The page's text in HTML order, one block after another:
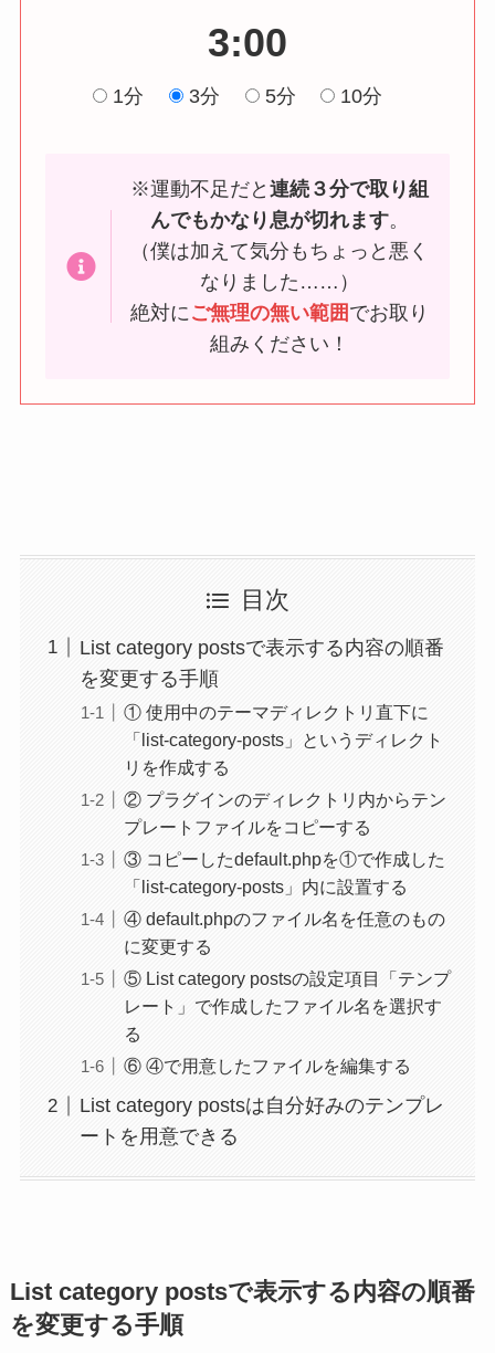
3:00
1分 3分 5分 10分
※運動不足だと連続３分で取り組
んでもかなり息が切れます。
（僕は加えて気分もちょっと悪く
なりました……）
絶対に ご無理の無い範囲 でお取り
組みください！
目次
List category postsで表示する内容の順番
を変更する手順
① 使用中のテーマディレクトリ直下に
「list-category-posts」というディレクト
リを作成する
② プラグインのディレクトリ内からテン
プレートファイルをコピーする
③ コピーしたdefault.phpを①で作成した
「list-category-posts」内に設置する
④ default.phpのファイル名を任意のもの
に変更する
⑤ List category postsの設定項目「テンプ
レート」で作成したファイル名を選択す
る
⑥ ④で用意したファイルを編集する
List category postsは自分好みのテンプレ
ートを用意できる
List category postsで表示する内容の順番
を変更する手順